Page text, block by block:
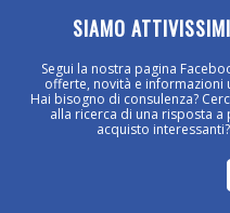
SIAMO
Segui la nostra pagina
offerte, novità e
Hai bisogno di consulenza?
alla ricerca di una risposta
acquisto